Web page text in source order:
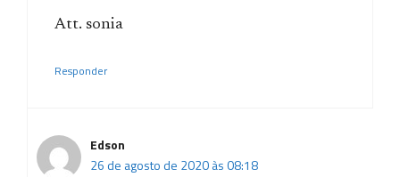
Att. sonia
Responder
Edson
26 de agosto de 2020 às 08:18